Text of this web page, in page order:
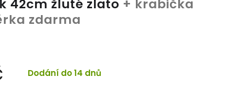
42cm žluté zlato + krabička
zdarma
Dodání do 14 dnů